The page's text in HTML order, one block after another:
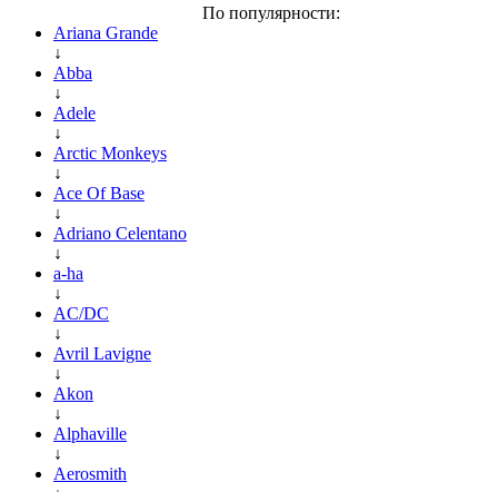
По популярности:
Ariana Grande
↓
Abba
↓
Adele
↓
Arctic Monkeys
↓
Ace Of Base
↓
Adriano Celentano
↓
a-ha
↓
AC/DC
↓
Avril Lavigne
↓
Akon
↓
Alphaville
↓
Aerosmith